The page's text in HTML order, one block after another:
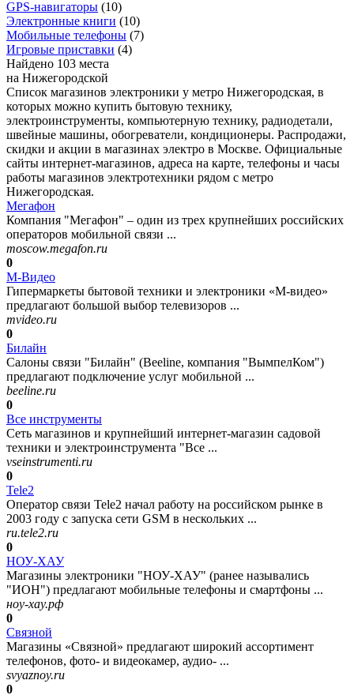
GPS-навигаторы (10)
Электронные книги (10)
Мобильные телефоны (7)
Игровые приставки (4)
Найдено 103 места
на Нижегородской
Список магазинов электроники у метро Нижегородская, в
которых можно купить бытовую технику,
электроинструменты, компьютерную технику, радиодетали,
швейные машины, обогреватели, кондиционеры. Распродажи,
скидки и акции в магазинах электро в Москве. Официальные
сайты интернет-магазинов, адреса на карте, телефоны и часы
работы магазинов электротехники рядом с метро
Нижегородская.
Мегафон
Компания "Мегафон" – один из трех крупнейших российских
операторов мобильной связи ...
moscow.megafon.ru
0
М-Видео
Гипермаркеты бытовой техники и электроники «М-видео»
предлагают большой выбор телевизоров ...
mvideo.ru
0
Билайн
Салоны связи "Билайн" (Beeline, компания "ВымпелКом")
предлагают подключение услуг мобильной ...
beeline.ru
0
Все инструменты
Сеть магазинов и крупнейший интернет-магазин садовой
техники и электроинструмента "Все ...
vseinstrumenti.ru
0
Tele2
Оператор связи Tele2 начал работу на российском рынке в
2003 году с запуска сети GSM в нескольких ...
ru.tele2.ru
0
НОУ-ХАУ
Магазины электроники "НОУ-ХАУ" (ранее назывались
"ИОН") предлагают мобильные телефоны и смартфоны ...
ноу-хау.рф
0
Связной
Магазины «Связной» предлагают широкий ассортимент
телефонов, фото- и видеокамер, аудио- ...
svyaznoy.ru
0